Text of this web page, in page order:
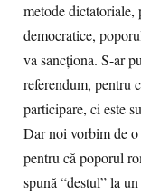
metode dictatoriale,
democratice,
va sancţiona. S-ar
referendum, pentru
participare, ci este
Dar noi vorbim de o
pentru că poporul
spună “destul” la